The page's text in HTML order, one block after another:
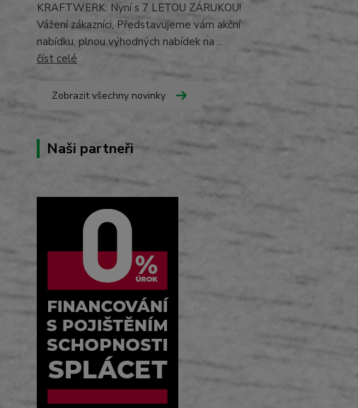
KRAFTWERK: Nyní s 7 LETOU ZÁRUKOU!
Vážení zákazníci, Představujeme vám akční
nabídku, plnou výhodných nabídek na ...
číst celé
Zobrazit všechny novinky
Naši partneři